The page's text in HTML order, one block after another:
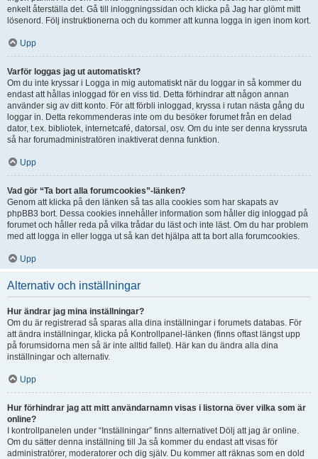
enkelt återställa det. Gå till inloggningssidan och klicka på Jag har glömt mitt
lösenord. Följ instruktionerna och du kommer att kunna logga in igen inom kort.
Upp
Varför loggas jag ut automatiskt?
Om du inte kryssar i Logga in mig automatiskt när du loggar in så kommer du
endast att hållas inloggad för en viss tid. Detta förhindrar att någon annan
använder sig av ditt konto. För att förbli inloggad, kryssa i rutan nästa gång du
loggar in. Detta rekommenderas inte om du besöker forumet från en delad
dator, t.ex. bibliotek, internetcafé, datorsal, osv. Om du inte ser denna kryssruta
så har forumadministratören inaktiverat denna funktion.
Upp
Vad gör “Ta bort alla forumcookies”-länken?
Genom att klicka på den länken så tas alla cookies som har skapats av
phpBB3 bort. Dessa cookies innehåller information som håller dig inloggad på
forumet och håller reda på vilka trådar du läst och inte läst. Om du har problem
med att logga in eller logga ut så kan det hjälpa att ta bort alla forumcookies.
Upp
Alternativ och inställningar
Hur ändrar jag mina inställningar?
Om du är registrerad så sparas alla dina inställningar i forumets databas. För
att ändra inställningar, klicka på Kontrollpanel-länken (finns oftast längst upp
på forumsidorna men så är inte alltid fallet). Här kan du ändra alla dina
inställningar och alternativ.
Upp
Hur förhindrar jag att mitt användarnamn visas i listorna över vilka som är
online?
I kontrollpanelen under “Inställningar” finns alternativet Dölj att jag är online.
Om du sätter denna inställning till Ja så kommer du endast att visas för
administratörer, moderatorer och dig själv. Du kommer att räknas som en dold